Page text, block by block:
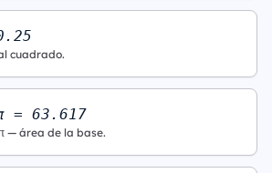
cuadrado.
= 63.617
— área de la base.